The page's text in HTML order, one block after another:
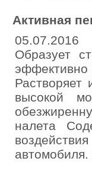
Активная
05.07.2016
Образует
эффективно
Растворяет
высокой
налета